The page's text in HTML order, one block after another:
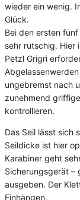
wieder ein wenig.
Glück.
Bei den ersten
sehr rutschig. Hier
Petzl Grigri
ungebremst nach
zunehmend
kontrollieren.
Das Seil lässt sich
Seildicke ist hier
Karabiner geht
Sicherungsgerät
ausgeben. Der
Einhängen.